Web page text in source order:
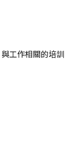
工作相關的培訓